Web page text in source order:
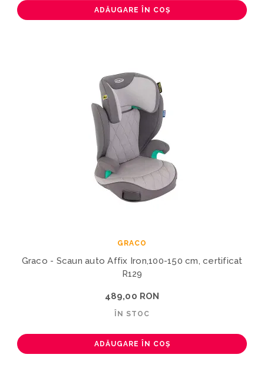
ADĂUGARE ÎN COȘ
GRACO
Graco - Scaun auto Affix Iron,100-150 cm, certificat
R129
489,00 RON
ÎN STOC
ADĂUGARE ÎN COȘ